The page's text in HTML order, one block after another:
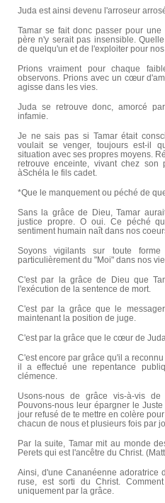
Juda est ainsi devenu l'arroseur
Tamar se fait donc passer pour
père n'y serait pas insensible.
de quelqu'un et de l'exploiter pour nos
Prions vraiment pour chaque
observons. Prions avec un cœur
agisse dans les vies.
Juda se retrouve donc, amorcé
infamie.
Je ne sais pas si Tamar était
voulait se venger, toujours est-il
situation avec ses propres moyens.
retrouve enceinte, vivant chez
àSchéla le fils cadet.
*Que le manquement ou péché de
Sans la grâce de Dieu, Tamar
justice propre. O oui. Ce péché
sentiment humain naît dans nos
Soyons vigilants sur toute
particulièrement du "Moi" dans nos
C'est par la grâce de Dieu que
l'exécution de la sentence de mort.
C'est par la grâce que le
maintenant la position de juge.
C'est par la grâce que le cœur de
C'est encore par grâce qu'il a
il a effectué une repentance
clémence.
Usons-nous de grâce vis-à-vis
Pouvons-nous leur épargner le
jour refusé de te mettre en colère
chacun de nous et plusieurs fois par
Par la suite, Tamar mit au monde
Perets qui est l'ancêtre du Christ.
Ainsi, d'une Cananéenne adoratrice
ruse, est sorti du Christ.
uniquement par la grâce.